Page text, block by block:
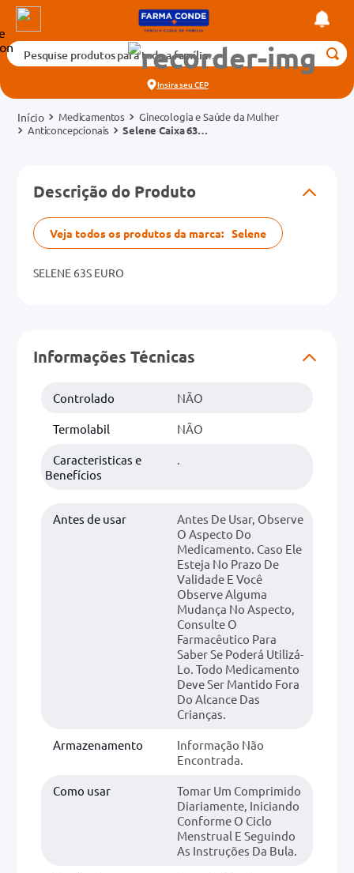
Pesquise produtos para toda a família...
Insira seu CEP
Medicamentos
Ginecologia e Saúde da Mulher
Anticoncepcionais
Selene Caixa 63
Descrição do Produto
Veja todos os produtos da marca: Selene
SELENE 63S EURO
Informações Técnicas
Controlado NÃO
Termolabil NÃO
Caracteristicas e
Benefícios
.
Antes de usar
Antes De Usar, Observe
O Aspecto Do
Medicamento. Caso Ele
Esteja No Prazo De
Validade E Você
Observe Alguma
Mudança No Aspecto,
Consulte O
Farmacêutico Para
Saber Se Poderá Utilizá-
Lo. Todo Medicamento
Deve Ser Mantido Fora
Do Alcance Das
Crianças.
Armazenamento
Informação Não
Encontrada.
Como usar
Tomar Um Comprimido
Diariamente, Iniciando
Conforme O Ciclo
Menstrual E Seguindo
As Instruções Da Bula.
Termos mais buscados
2º
fralda
dipirona
º
absorvente
20mg